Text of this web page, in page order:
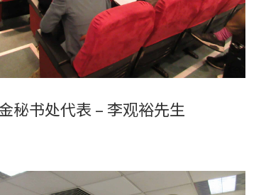
秘书处代表 – 李观裕先生